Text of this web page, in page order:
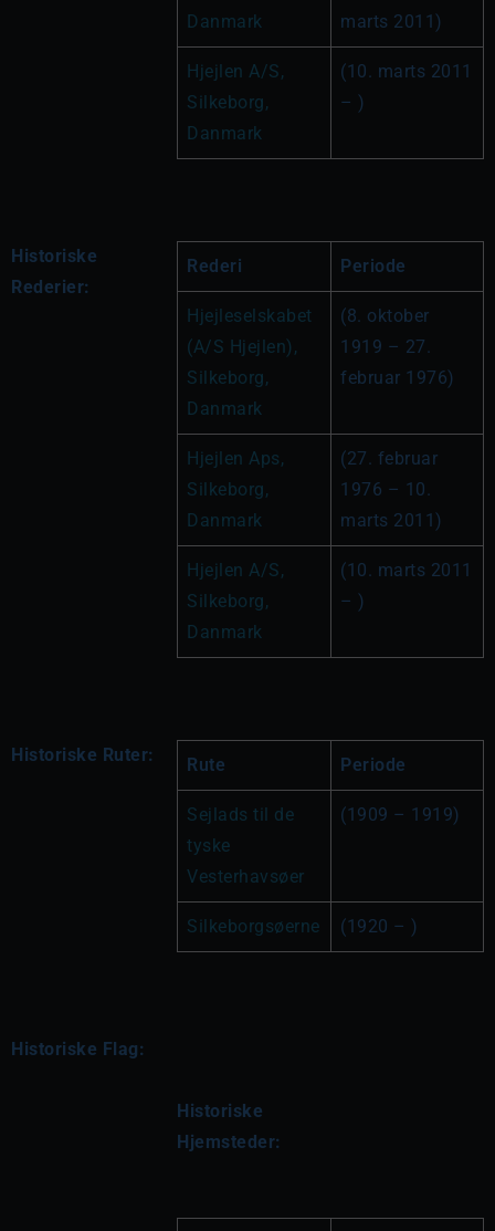
Danmark
marts 2011)
Hjejlen A/S,
Silkeborg,
Danmark
(10. marts 2011
– )
Historiske
Rederier:
Rederi Periode
Hjejleselskabet
(A/S Hjejlen),
Silkeborg,
Danmark
(8. oktober
1919 – 27.
februar 1976)
Hjejlen Aps,
Silkeborg,
Danmark
(27. februar
1976 – 10.
marts 2011)
Hjejlen A/S,
Silkeborg,
Danmark
(10. marts 2011
– )
Historiske Ruter: Rute Periode
Sejlads til de
tyske
Vesterhavsøer
(1909 – 1919)
Silkeborgsøerne (1920 – )
Historiske Flag:
Historiske
Hjemsteder: